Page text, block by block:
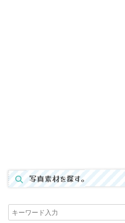
写真素材を探す。